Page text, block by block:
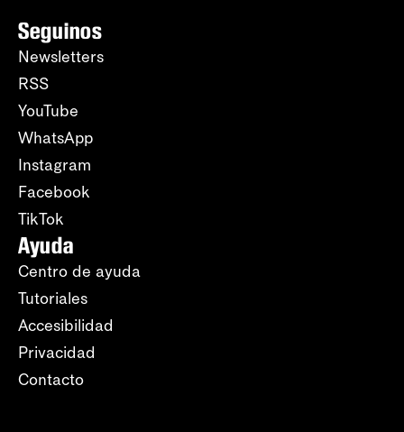
Seguinos
Newsletters
RSS
YouTube
WhatsApp
Instagram
Facebook
TikTok
Ayuda
Centro de ayuda
Tutoriales
Accesibilidad
Privacidad
Contacto